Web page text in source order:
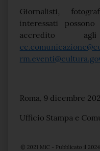
Giornalisti,
interessati
accredito
Roma, 9 dicembre
Ufficio Stampa e
© 2021 MiC - Pubblicato il